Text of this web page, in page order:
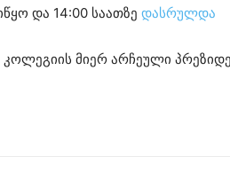
და 14:00 საათზე დასრულდა
კოლეგიის მიერ არჩეული